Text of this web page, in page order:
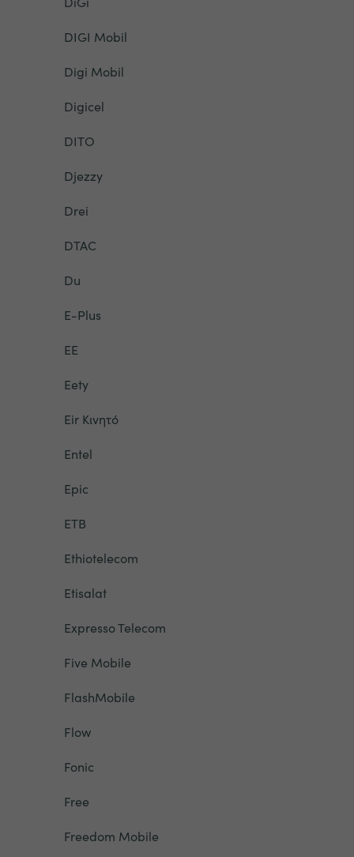
DIGI Mobil
Digi Mobil
Digicel
DITO
Djezzy
Drei
DTAC
Du
E-Plus
EE
Eety
Eir Κινητό
Entel
Epic
ETB
Ethiotelecom
Etisalat
Expresso Telecom
Five Mobile
FlashMobile
Flow
Fonic
Free
Freedom Mobile